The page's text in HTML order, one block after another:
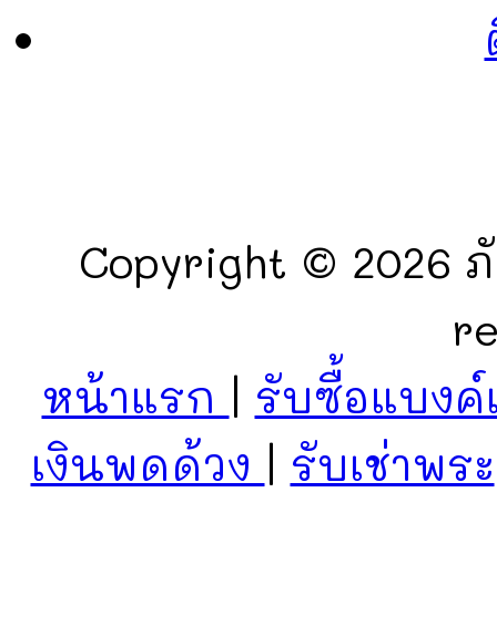
Copyright © 2026
หน้าแรก
รับซื้อแบงค์
เงินพดด้วง
รับเช่าพระ